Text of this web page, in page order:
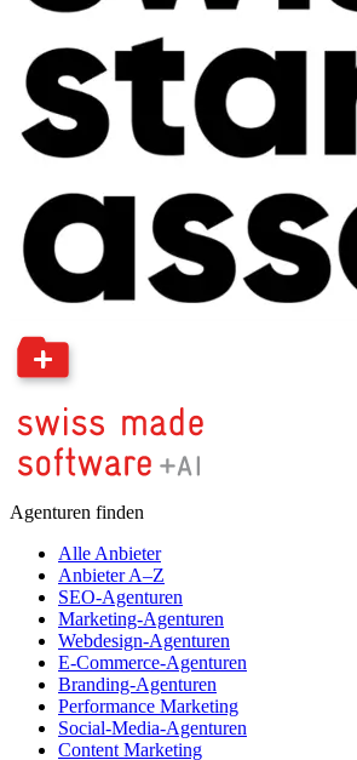
Agenturen finden
Alle Anbieter
Anbieter A–Z
SEO-Agenturen
Marketing-Agenturen
Webdesign-Agenturen
E-Commerce-Agenturen
Branding-Agenturen
Performance Marketing
Social-Media-Agenturen
Content Marketing